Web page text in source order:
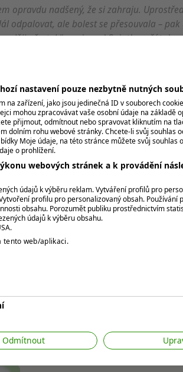
opravdu nadšený, že si zahraju.
odpalovat, ale bolest se přesouvala –
přestal,“popisoval Spieth počátek
turnaj. Všechno tomu nasvědčovalo.
novou sérii, při letošní formě
34046/jordan-spieth/results
news/latest/2025/06/19/jordan-
sports/jordan-spieth-withdraws-with-
nastavení pouze nezbytně nutných
zařízení, jako jsou jedinečná ID v souborech
mohou zpracovávat vaše osobní údaje na základě
přijmout, odmítnout nebo spravovat kliknutím na
dolním rohu webové stránky. Chcete-li svůj souhlas
Moje údaje, na této stránce můžete svůj souhlas
o prohlížení.
webových stránek a k provádění
údajů k výběru reklam. Vytváření profilů pro
profilu pro personalizovaný obsah. Používání
obsahu. Porozumět publiku prostřednictvím
údajů k výběru obsahu.
tento web/aplikaci.
Odmítnout